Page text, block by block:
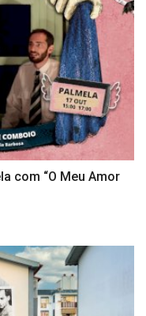
com “O Meu Amor